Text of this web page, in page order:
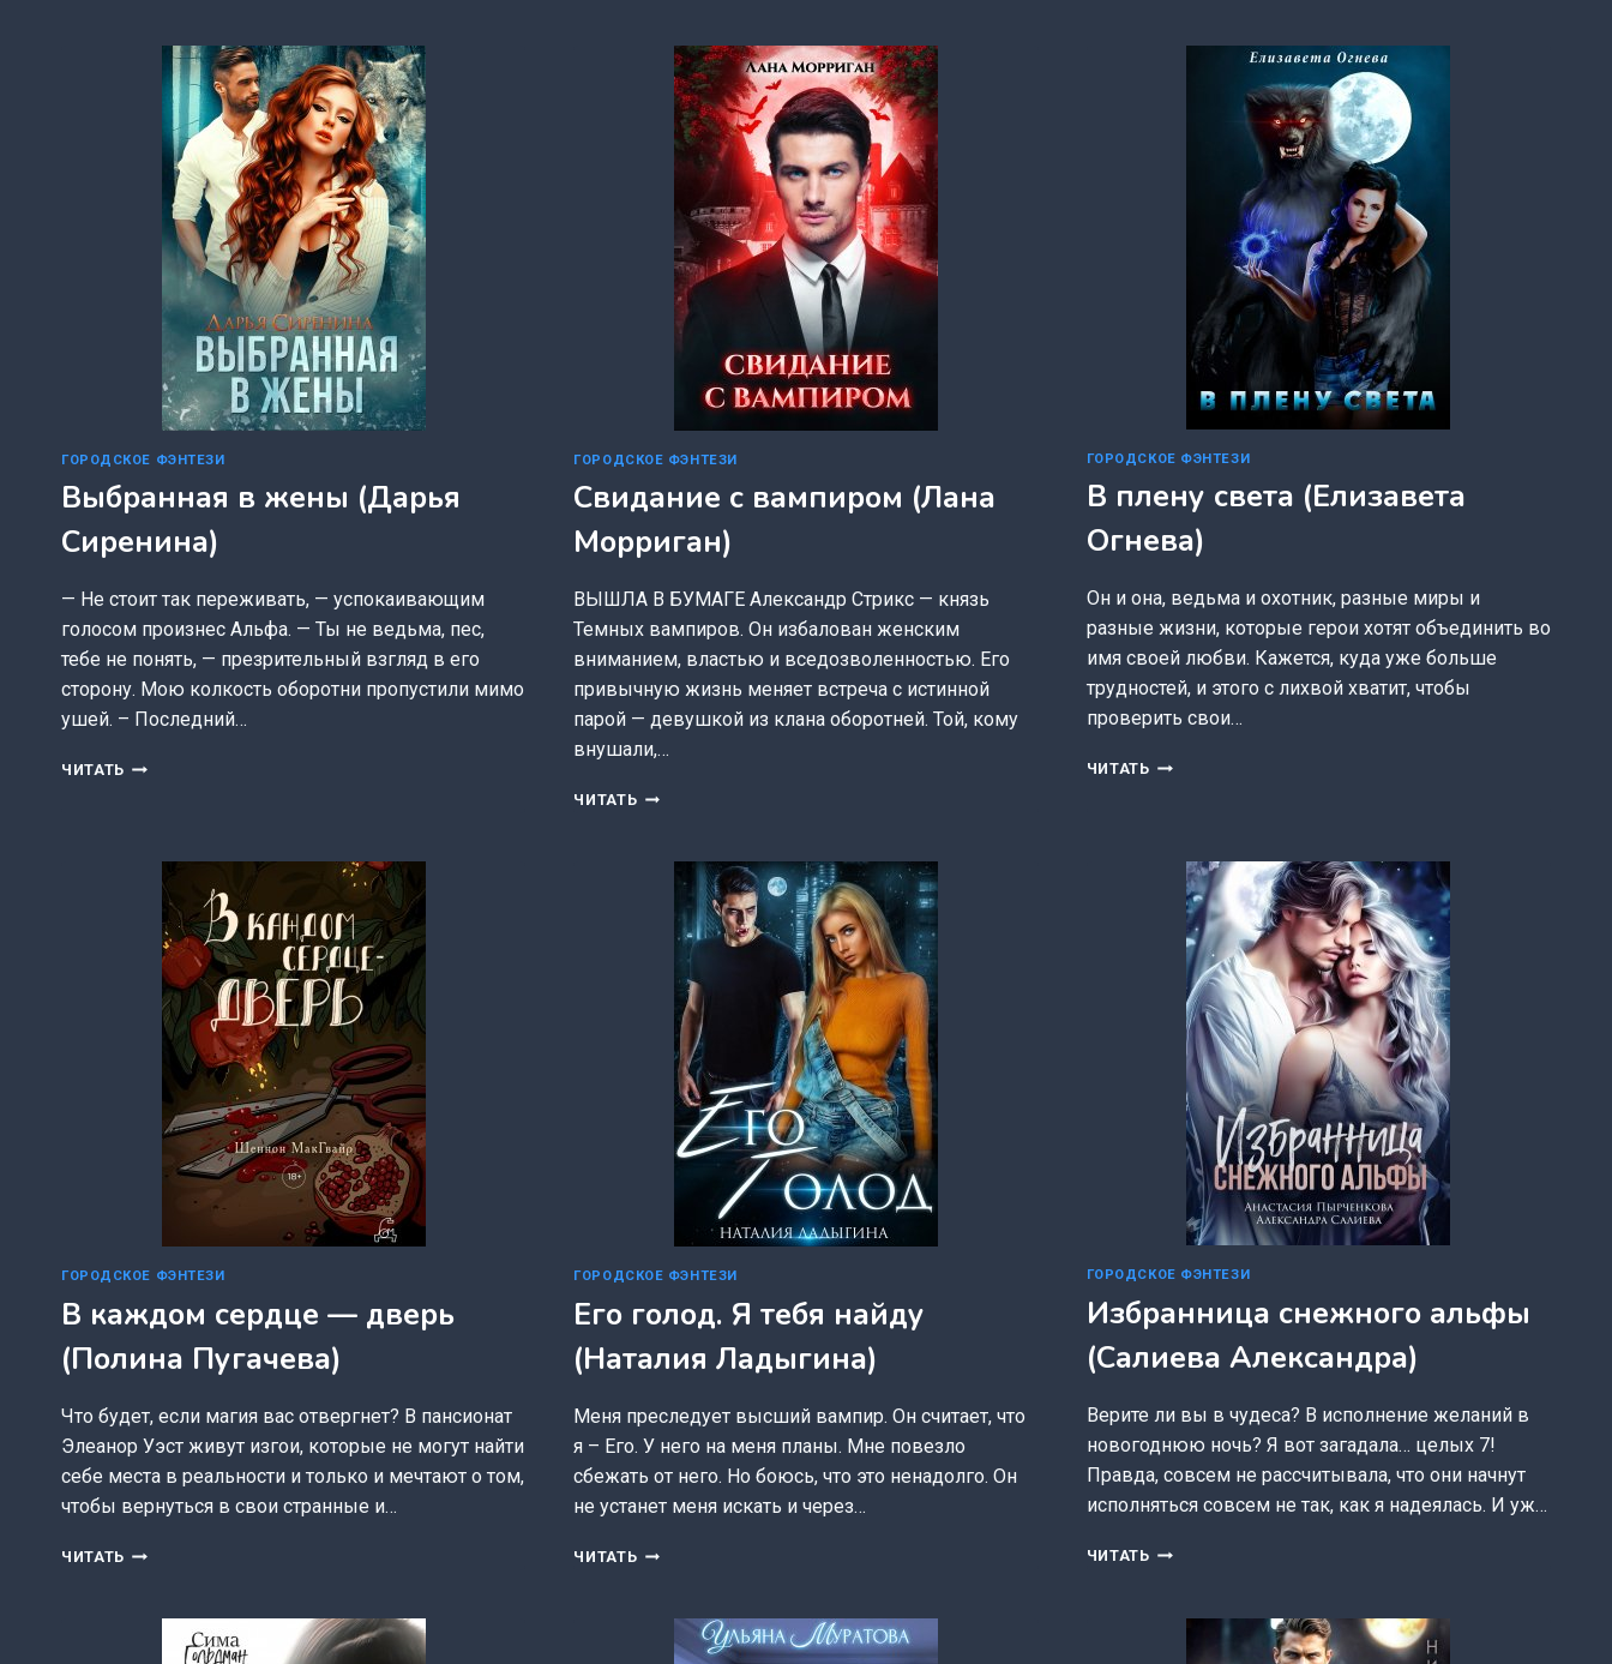
СТРАШНАЯ
КРАСАВИЦА
(ЕЛЕНА
АРТЬЕ)
КАЗАКОВА)
ГОРОДСКОЕ ФЭНТЕЗИ
Выбранная в жены (Дарья
Сиренина)
— Не стоит так переживать, — успокаивающим
голосом произнес Альфа. — Ты не ведьма, пес,
тебе не понять, — презрительный взгляд в его
сторону. Мою колкость оборотни пропустили мимо
ушей. – Последний…
ЧИТАТЬ ВЫБРАННАЯ
СИРЕНИНА)
ГОРОДСКОЕ ФЭНТЕЗИ
Свидание с вампиром (Лана
Морриган)
ВЫШЛА В БУМАГЕ Александр Стрикс — князь
Темных вампиров. Он избалован женским
вниманием, властью и вседозволенностью. Его
привычную жизнь меняет встреча с истинной
парой — девушкой из клана оборотней. Той, кому
внушали,…
ЧИТАТЬ СВИДАНИЕ
(ЛАНА
МОРРИГАН)
ГОРОДСКОЕ ФЭНТЕЗИ
В плену света (Елизавета
Огнева)
Он и она, ведьма и охотник, разные миры и
разные жизни, которые герои хотят объединить во
имя своей любви. Кажется, куда уже больше
трудностей, и этого с лихвой хватит, чтобы
проверить свои…
ЧИТАТЬ В
ОГНЕВА)
ГОРОДСКОЕ ФЭНТЕЗИ
В каждом сердце — дверь
(Полина Пугачева)
Что будет, если магия вас отвергнет? В пансионат
Элеанор Уэст живут изгои, которые не могут найти
себе места в реальности и только и мечтают о том,
чтобы вернуться в свои странные и…
ЧИТАТЬ В
ГОРОДСКОЕ ФЭНТЕЗИ
Его голод. Я тебя найду
(Наталия Ладыгина)
Меня преследует высший вампир. Он считает, что
я – Его. У него на меня планы. Мне повезло
сбежать от него. Но боюсь, что это ненадолго. Он
не устанет меня искать и через…
ЧИТАТЬ ЕГО
ТЕБЯ
НАЙДУ
ГОРОДСКОЕ ФЭНТЕЗИ
Избранница снежного альфы
(Салиева Александра)
Верите ли вы в чудеса? В исполнение желаний в
новогоднюю ночь? Я вот загадала… целых 7!
Правда, совсем не рассчитывала, что они начнут
исполняться совсем не так, как я надеялась. И уж…
ЧИТАТЬ ИЗБРАННИЦА
(САЛИЕВА